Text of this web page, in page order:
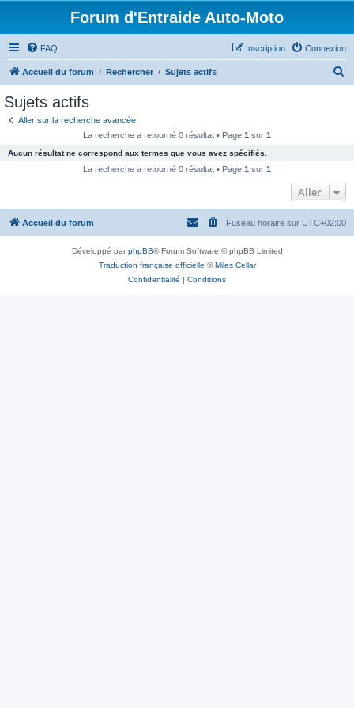
Forum d'Entraide Auto-Moto
FAQ Connexion
Inscription
Accueil du forum Rechercher Sujets actifs
c
e
Sujets actifs
Aller sur la recherche avancée
La recherche a retourné 0 résultat • Page 1 sur 1
Aucun résultat ne correspond aux termes que vous avez spécifiés.
La recherche a retourné 0 résultat • Page 1 sur 1
Aller
Accueil du forum Fuseau horaire sur UTC+02:00
Développé parphpBB® Forum Software © phpBB Limited
Traduction française officielle ©Miles Cellar
Confidentialité | Conditions